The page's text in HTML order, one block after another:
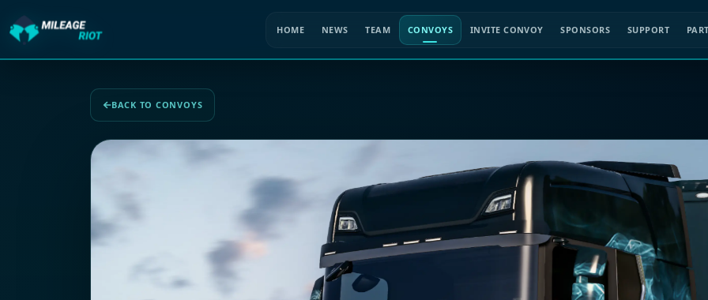
BACK TO CONVOYS
HOME NEWS TEAM CONVOYS INVITE CONVOY SPONSORS SUPPORT